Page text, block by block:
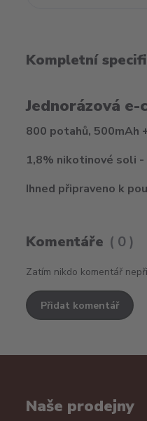
Kompletní
Jednorázová
800 potahů, 500mAh
1,8% nikotinové soli -
Ihned připraveno k
Komentáře 0
Zatím nikdo komentář
Přidat komentář
Naše prodejny